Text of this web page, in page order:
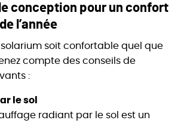
conception pour un confort
l’année
solarium soit confortable quel que
compte des conseils de
:
le sol
radiant par le sol est un